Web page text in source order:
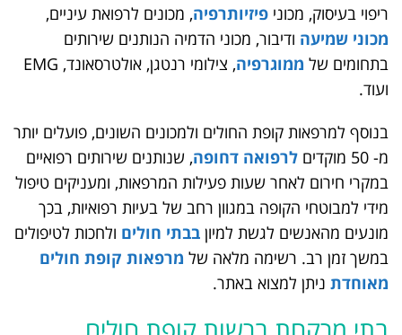
ריפוי בעיסוק, מכוני פיזיותרפיה, מכונים לרפואת עיניים,
מכוני שמיעה ודיבור, מכוני הדמיה הנותנים שירותים
בתחומים של ממוגרפיה
, צילומי רנטגן, אולטרסאונד, EMG
ועוד.
בנוסף למרפאות קופת החולים ולמכונים השונים, פועלים יותר
מ- 50 מוקדים
לרפואה דחופה, שנותנים שירותים רפואיים
במקרי חירום לאחר שעות פעילות המרפאות, ומעניקים טיפול
מידי למבוטחי הקופה במגוון רחב של בעיות רפואיות, בכך
מונעים מהאנשים לגשת למיון בבתי חולים ולחכות לטיפולים
במשך זמן רב. רשימה מלאה של מרפאות קופת חולים
מאוחדת ניתן למצוא באתר.